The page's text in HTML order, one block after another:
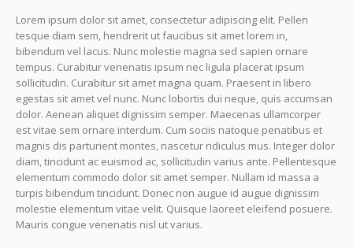
Lorem ipsum dolor sit amet, consectetur adipiscing elit. Pellen
tesque diam sem, hendrerit ut faucibus sit amet lorem in,
bibendum vel lacus. Nunc molestie magna sed sapien ornare
tempus. Curabitur venenatis ipsum nec ligula placerat ipsum
sollicitudin. Curabitur sit amet magna quam. Praesent in libero
egestas sit amet vel nunc. Nunc lobortis dui neque, quis accumsan
dolor. Aenean aliquet dignissim semper. Maecenas ullamcorper
est vitae sem ornare interdum. Cum sociis natoque penatibus et
magnis dis parturient montes, nascetur ridiculus mus. Integer dolor
diam, tincidunt ac euismod ac, sollicitudin varius ante. Pellentesque
elementum commodo dolor sit amet semper. Nullam id massa a
turpis bibendum tincidunt. Donec non augue id augue dignissim
molestie elementum vitae velit. Quisque laoreet eleifend posuere.
Mauris congue venenatis nisl ut varius.